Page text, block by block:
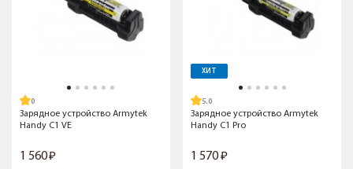
Зарядное устройство Armytek
Handy C1 VE
1 560
ХИТ
5.0
Зарядное устройство Armytek
Handy C1 Pro
1 570